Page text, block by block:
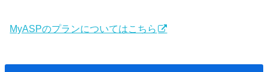
MyASPのプランについてはこちら